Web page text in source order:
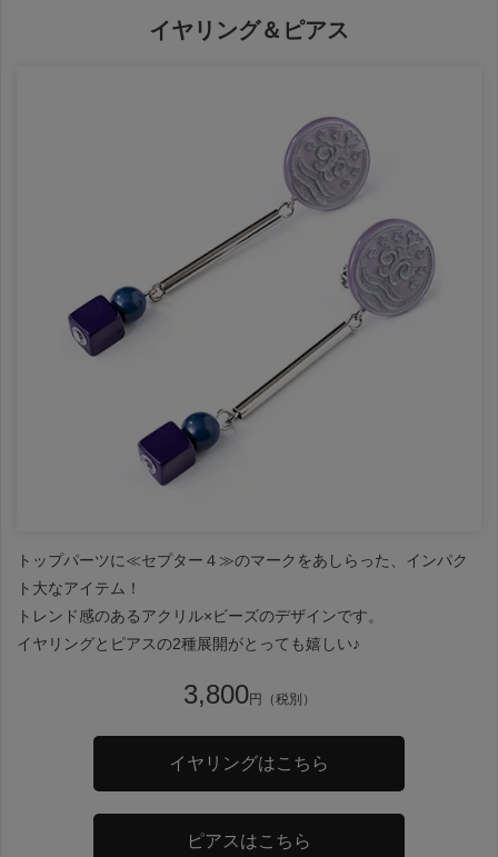
イヤリング＆ピアス
トップパーツに≪セプター４≫のマークをあしらった、インパク
ト大なアイテム！
トレンド感のあるアクリル×ビーズのデザインです。
イヤリングとピアスの2種展開がとっても嬉しい♪
3,800円（税別）
イヤリングはこちら
ピアスはこちら